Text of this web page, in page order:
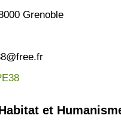
Grenoble
et